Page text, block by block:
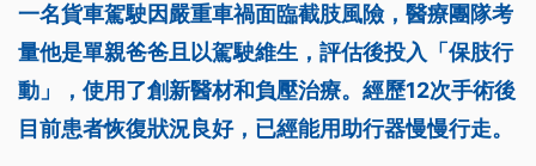
一名貨車駕駛因嚴重車禍面臨截肢風險，醫療團隊考
量他是單親爸爸且以駕駛維生，評估後投入「保肢行
動」，使用了創新醫材和負壓治療。經歷12次手術後
目前患者恢復狀況良好，已經能用助行器慢慢行走。